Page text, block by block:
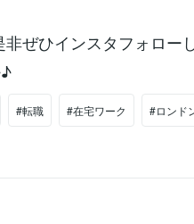
ぜひインスタフォロー
#転職 #在宅ワーク #ロンド